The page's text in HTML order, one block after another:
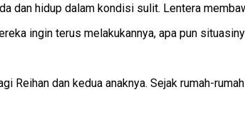
dan hidup dalam kondisi sulit. Lentera
ingin terus melakukannya, apa pun
dan kedua anaknya. Sejak rumah-